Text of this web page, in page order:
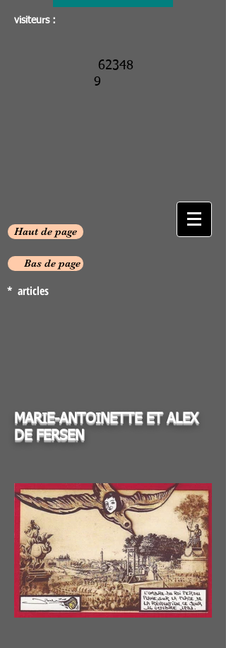
visiteurs :
62348
9
Haut de page
Bas de page
* articles
MARIE-ANTOINETTE ET ALEX
DE FERSEN